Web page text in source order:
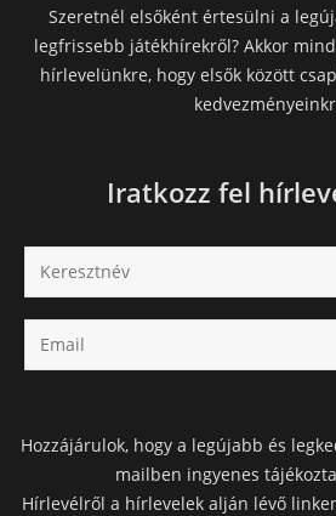
Szeretnél elsőként értesülni a
legfrissebb játékhírekről? Akkor
hírlevelünkre, hogy elsők között
Iratkozz fel
Hozzájárulok, hogy a legújabb és
mailben ingyenes
Hírlevélről a hírlevelek alján lévő